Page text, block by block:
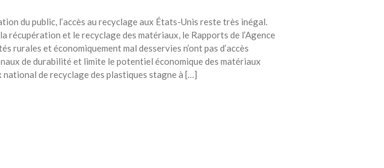
du public, l’accès au recyclage aux États-Unis reste très inégal.
et le recyclage des matériaux, le Rapports de l’Agence
rurales et économiquement mal desservies n’ont pas d’accès
de durabilité et limite le potentiel économique des matériaux
de recyclage des plastiques stagne à […]